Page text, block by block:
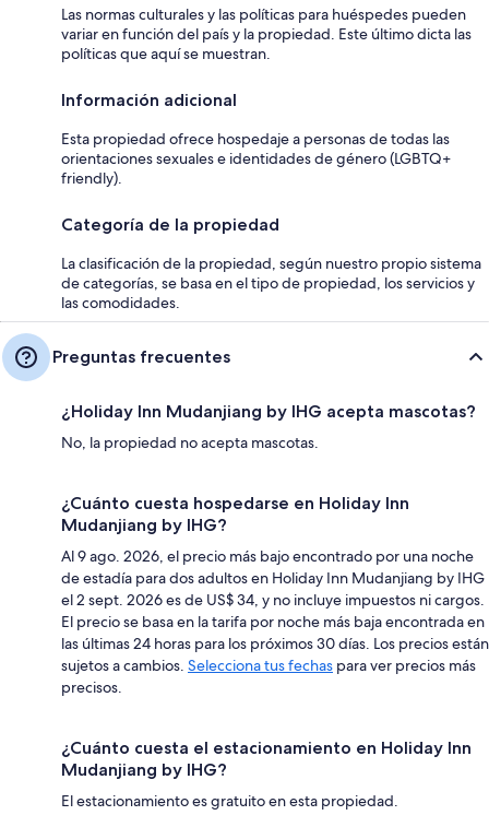
Las normas culturales y las políticas para huéspedes pueden
variar en función del país y la propiedad. Este último dicta las
políticas que aquí se muestran.
Información adicional
Esta propiedad ofrece hospedaje a personas de todas las
orientaciones sexuales e identidades de género (LGBTQ+
friendly).
Categoría de la propiedad
La clasificación de la propiedad, según nuestro propio sistema
de categorías, se basa en el tipo de propiedad, los servicios y
las comodidades.
Preguntas frecuentes
¿Holiday Inn Mudanjiang by IHG acepta mascotas?
No, la propiedad no acepta mascotas.
¿Cuánto cuesta hospedarse en Holiday Inn
Mudanjiang by IHG?
Al 9 ago. 2026, el precio más bajo encontrado por una noche
de estadía para dos adultos en Holiday Inn Mudanjiang by IHG
el 2 sept. 2026 es de US$ 34, y no incluye impuestos ni cargos.
El precio se basa en la tarifa por noche más baja encontrada en
las últimas 24 horas para los próximos 30 días. Los precios están
sujetos a cambios. Selecciona tus fechas para ver precios más
precisos.
¿Cuánto cuesta el estacionamiento en Holiday Inn
Mudanjiang by IHG?
El estacionamiento es gratuito en esta propiedad.